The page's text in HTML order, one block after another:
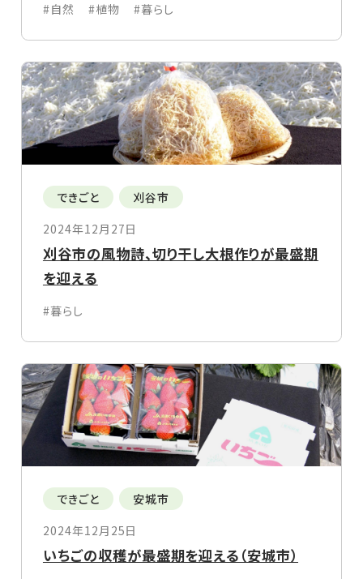
#自然 #植物 #暮らし
できごと
刈谷市
2024年12月27日
刈谷市の風物詩、切り干し大根作りが最盛期
を迎える
#暮らし
できごと
安城市
2024年12月25日
いちごの収穫が最盛期を迎える（安城市）